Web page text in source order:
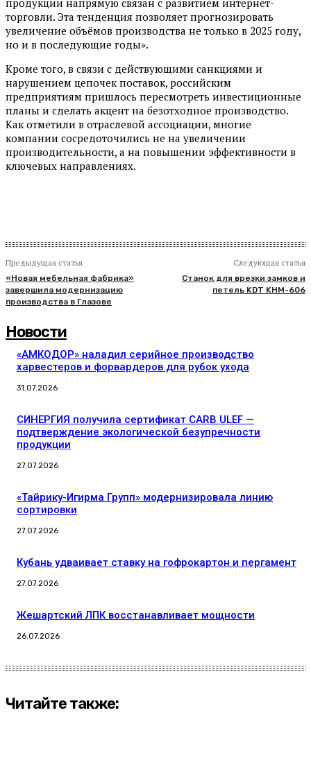
продукции напрямую связан с развитием интернет-
торговли. Эта тенденция позволяет прогнозировать
увеличение объёмов производства не только в 2025 году,
но и в последующие годы».
Кроме того, в связи с действующими санкциями и
нарушением цепочек поставок, российским
предприятиям пришлось пересмотреть инвестиционные
планы и сделать акцент на безотходное производство.
Как отметили в отраслевой ассоциации, многие
компании сосредоточились не на увеличении
производительности, а на повышении эффективности в
ключевых направлениях.
Предыдущая статья
«Новая мебельная фабрика»
завершила модернизацию
производства в Глазове
Следующая статья
Станок для врезки замков и
петель KDT KHM-606
Новости
«АМКОДОР» наладил серийное производство
харвестеров и форвардеров для рубок ухода
31.07.2026
СИНЕРГИЯ получила сертификат CARB ULEF —
подтверждение экологической безупречности
продукции
27.07.2026
«Тайрику-Игирма Групп» модернизировала линию
сортировки
27.07.2026
Кубань удваивает ставку на гофрокартон и пергамент
27.07.2026
Жешартский ЛПК восстанавливает мощности
26.07.2026
Читайте также: